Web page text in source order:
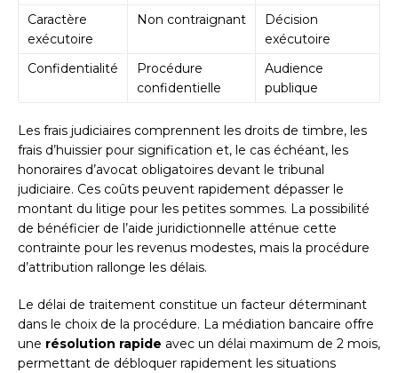
Caractère
exécutoire
Non contraignant
Décision
exécutoire
Confidentialité
Procédure
confidentielle
Audience
publique
Les frais judiciaires comprennent les droits de timbre, les
frais d’huissier pour signification et, le cas échéant, les
honoraires d’avocat obligatoires devant le tribunal
judiciaire. Ces coûts peuvent rapidement dépasser le
montant du litige pour les petites sommes. La possibilité
de bénéficier de l’aide juridictionnelle atténue cette
contrainte pour les revenus modestes, mais la procédure
d’attribution rallonge les délais.
Le délai de traitement constitue un facteur déterminant
dans le choix de la procédure. La médiation bancaire offre
une résolution rapide avec un délai maximum de 2 mois,
permettant de débloquer rapidement les situations